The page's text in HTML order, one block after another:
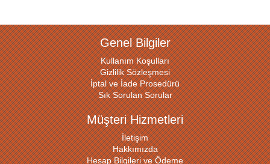
Genel Bilgiler
Kullanım Koşulları
Gizlilik Sözleşmesi
İptal ve İade Prosedürü
Sık Sorulan Sorular
Müşteri Hizmetleri
İletişim
Hakkımızda
Hesap Bilgileri ve Ödeme